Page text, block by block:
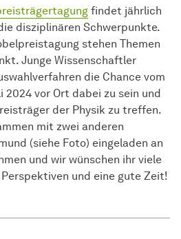
findet jährlich
disziplinären Schwerpunkte.
stehen Themen
Junge Wissenschaftler
die Chance vom
2024 vor Ort dabei zu sein und
der Physik zu treffen.
mit zwei anderen
(siehe Foto) eingeladen an
und wir wünschen ihr viele
und eine gute Zeit!